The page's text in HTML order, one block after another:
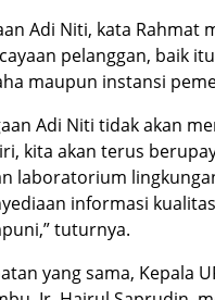
Adi Niti, kata Rahmat
pelanggan, baik
maupun instansi
Adi Niti tidak akan
kita akan terus
laboratorium
informasi
tuturnya.
yang sama, Kepala